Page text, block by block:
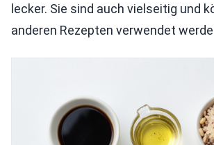
lecker. Sie sind auch vielseitig und
anderen Rezepten verwendet